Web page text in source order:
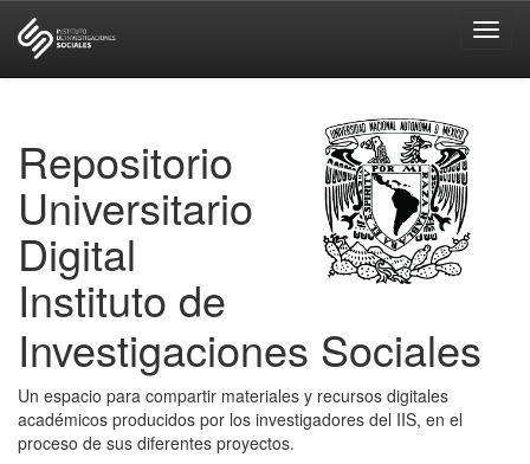
Repositorio
Universitario
Digital
Instituto de
Investigaciones Sociales
Un espacio para compartir materiales y recursos digitales
académicos producidos por los investigadores del IIS, en el
proceso de sus diferentes proyectos.